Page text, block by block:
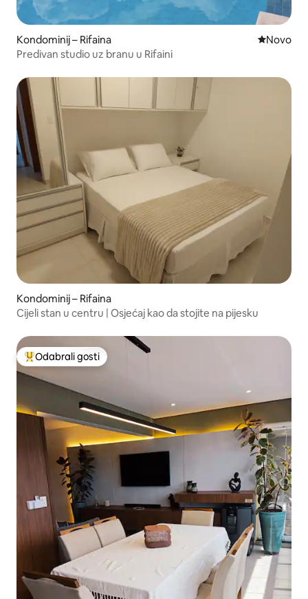
Kondominij – Rifaina Novi
Novo
Predivan studio uz branu u Rifaini
Kondominij – Rifaina
Cijeli stan u centru | Osjećaj kao da stojite na pijesku
Među najviše rangiranima s oznakom „Odabrali gosti”
Odabrali gosti